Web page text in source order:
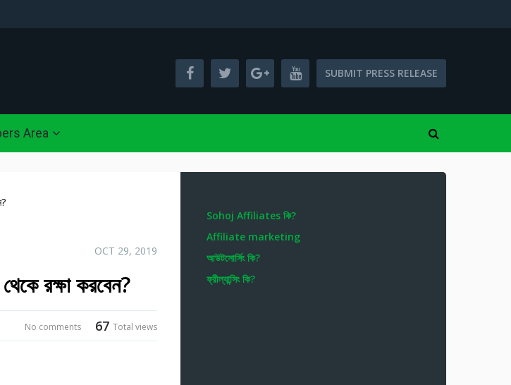
SUBMIT PRESS RELEASE
Area
OCT 29, 2019
রক্ষা করবেন?
67 Total views
No comments
Sohoj Affiliates কি?
Affiliate marketing
আউটসোর্সিং কি?
ফ্রীল্যান্সিং কি?